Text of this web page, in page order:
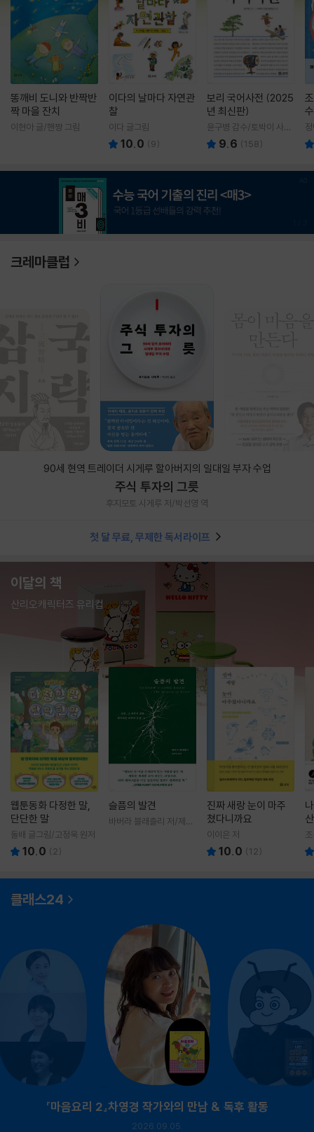
똥깨비 도니와 반짝반
짝 마을 잔치
이현아 글/핸짱 그림
이다의 날마다 자연관
찰
이다 글그림
10.0 (9)
보리 국어사전 (2025
년 최신판)
윤구병 감수/토박이 사전
편찬실 편
9.6 (158)
크레마클럽
90세 현역 트레이더 시게루 할아버지의 일대일 부자 수업
주식 투자의 그릇
후지모토 시게루 저/박선영 역
첫 달 무료, 무제한 독서라이프
이달의 책
산리오캐릭터즈 유리컵
웹툰동화 다정한 말,
단단한 말
돌배 글그림/고정욱 원저
10.0 ( 2)
슬픔의 발견
바버라 블래츨리 저/제효
진짜 새랑 눈이 마주
쳤다니까요
이이은 저
10.0 (12)
클래스24
『마음요리 2』차영경 작가와의 만남 & 독후 활동
2026.09.05.